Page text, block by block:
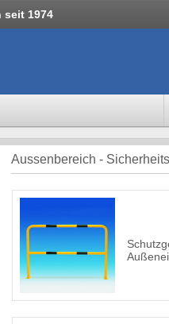
seit 1974
Aussenbereich -